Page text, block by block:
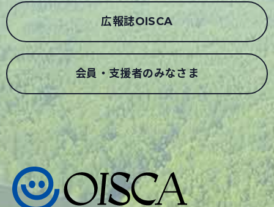
広報誌OISCA
会員・支援者のみなさま